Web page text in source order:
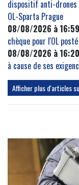
dispositif anti-drones
OL-Sparta Prague
08/08/2026 à
chèque pour l'OL
08/08/2026 à
à cause de ses
Afficher plus d'articles